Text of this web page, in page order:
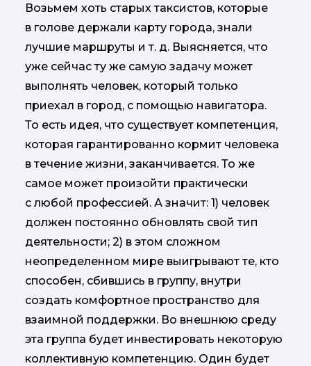
Возьмем хоть старых таксистов, которые
в голове держали карту города, знали
лучшие маршруты и т. д. Выясняется, что
уже сейчас ту же самую задачу может
выполнять человек, который только
приехал в город, с помощью навигатора.
То есть идея, что существует компетенция,
которая гарантированно кормит человека
в течение жизни, заканчивается. То же
самое может произойти практически
с любой профессией. А значит: 1) человек
должен постоянно обновлять свой тип
деятельности; 2) в этом сложном
неопределенном мире выигрывают те, кто
способен, сбившись в группу, внутри
создать комфортное пространство для
взаимной поддержки. Во внешнюю среду
эта группа будет инвестировать некоторую
коллективную компетенцию. Один будет